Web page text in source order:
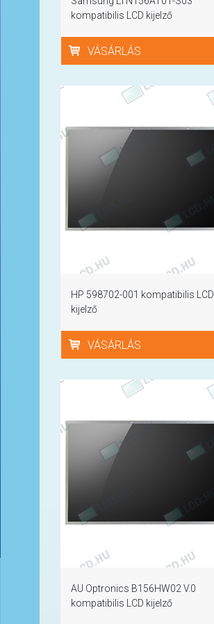
kompatibilis LCD kijelző
VÁSÁRLÁS
HP 598702-001 kompatibilis LCD
kijelző
VÁSÁRLÁS
AU Optronics B156HW02 V.0
kompatibilis LCD kijelző